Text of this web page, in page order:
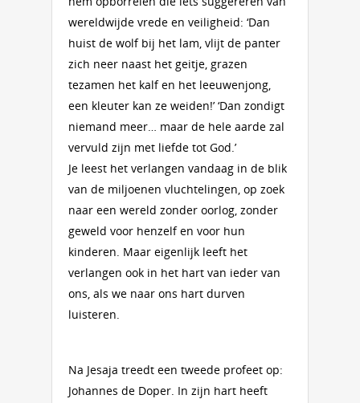
wereldwijde vrede en veiligheid: ‘Dan
huist de wolf bij het lam, vlijt de panter
zich neer naast het geitje, grazen
tezamen het kalf en het leeuwenjong,
een kleuter kan ze weiden!’ ‘Dan zondigt
niemand meer… maar de hele aarde zal
vervuld zijn met liefde tot God.’
Je leest het verlangen vandaag in de blik
van de miljoenen vluchtelingen, op zoek
naar een wereld zonder oorlog, zonder
geweld voor henzelf en voor hun
kinderen. Maar eigenlijk leeft het
verlangen ook in het hart van ieder van
ons, als we naar ons hart durven
luisteren.
Na Jesaja treedt een tweede profeet op:
Johannes de Doper. In zijn hart heeft